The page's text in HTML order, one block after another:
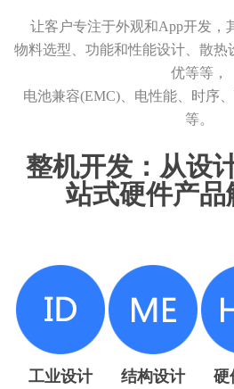
让客户专注于外观和App开发，
物料选型、功能和性能设计、散热
优等等，
电池兼容(EMC)、电性能、时序
等。
整机开发：从设
站式硬件产品
工业设计 结构设计 硬